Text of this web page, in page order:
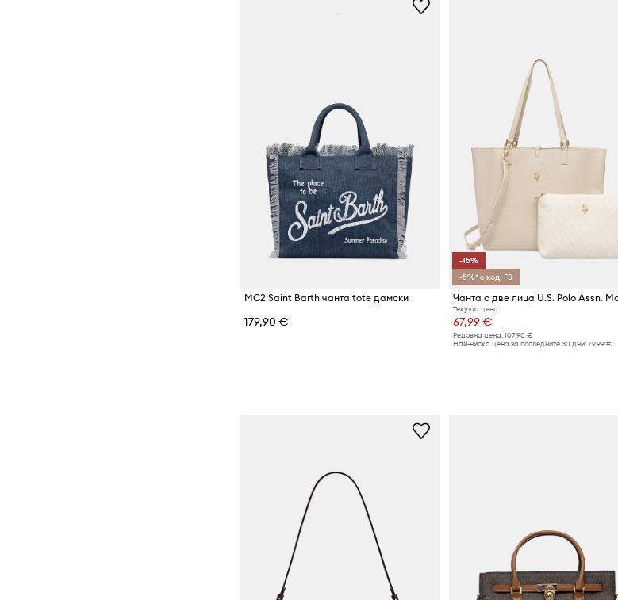
MC2 Saint Barth чанта tote дамски
179,90 €
-15%
-5%* с код: FS
Чанта с две лица U.S. Polo Assn.
Текуща цена:
67,99 €
Редовна цена: 107,90 €
Най-ниска цена за последните 30 дни: 79,99 €